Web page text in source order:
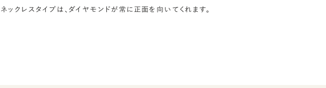
ネックレスタイプは、ダイヤモンドが常に正面を向いてくれます。